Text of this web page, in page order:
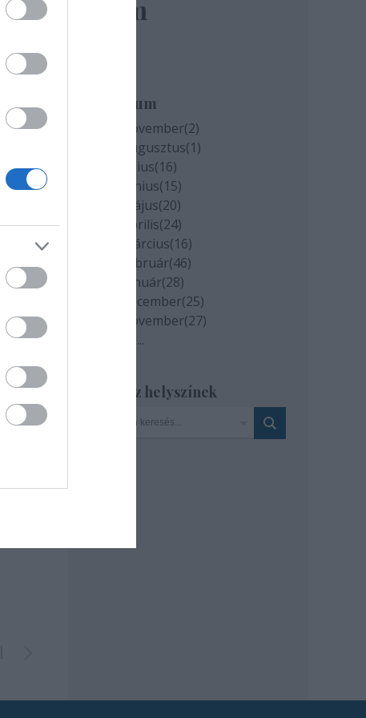
elem
Archívum
2020 november(2)
2020 augusztus(1)
2020 július(16)
2020 június(15)
2020 május(20)
2020 április(24)
2020 március(16)
2020 február(46)
2020 január(28)
2019 december(25)
2019 november(27)
...
Szinház helyszínek